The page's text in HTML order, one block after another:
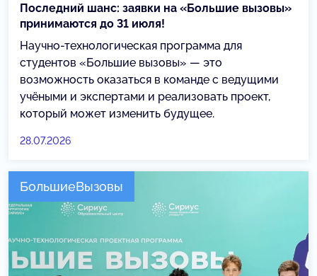
Последний шанс: заявки на «Большие вызовы»
принимаются до 31 июля!
Научно-технологическая программа для
студентов «Большие вызовы» — это
возможность оказаться в команде с ведущими
учёными и экспертами и реализовать проект,
который может изменить будущее.
28.07.2026
БольшиеВызовы